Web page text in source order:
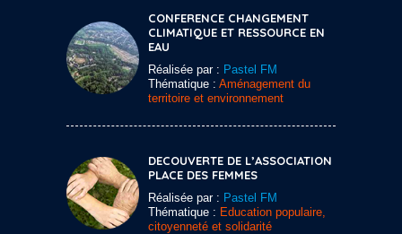
CONFERENCE CHANGEMENT
CLIMATIQUE ET RESSOURCE EN
EAU
Réalisée par : Pastel FM
Thématique : Aménagement du
territoire et environnement
DECOUVERTE DE L’ASSOCIATION
PLACE DES FEMMES
Réalisée par : Pastel FM
Thématique : Education populaire,
citoyenneté et solidarité